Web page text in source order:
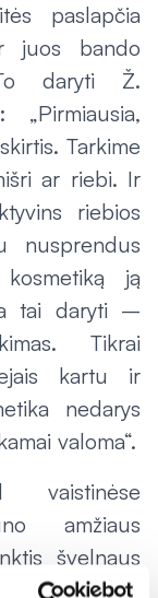
paslapčia
juos bando
daryti Ž.
„Pirmiausia,
Tarkime
ar riebi. Ir
riebios
nusprendus
ją
tai daryti –
Tikrai
kartu ir
nedarys
valoma“.
vaistinėse
amžiaus
švelnaus
neatrodys